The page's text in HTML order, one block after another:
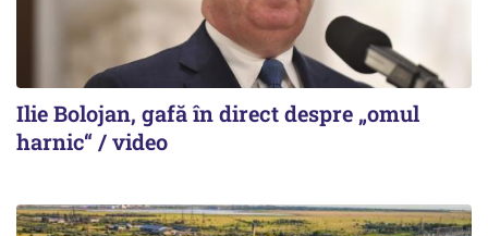
Ilie Bolojan, gafă în direct despre „omul
harnic“ / video